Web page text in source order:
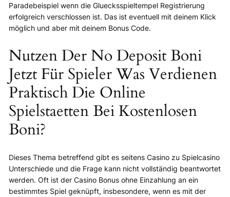
Paradebeispiel wenn die Gluecksspieltempel Registrierung
erfolgreich verschlossen ist. Das ist eventuell mit deinem Klick
möglich und aber mit deinem Bonus Code.
Nutzen Der No Deposit Boni
Jetzt Für Spieler Was Verdienen
Praktisch Die Online
Spielstaetten Bei Kostenlosen
Boni?
Dieses Thema betreffend gibt es seitens Casino zu Spielcasino
Unterschiede und die Frage kann nicht vollständig beantwortet
werden. Oft ist der Casino Bonus ohne Einzahlung an ein
bestimmtes Spiel geknüpft, insbesondere, wenn es mit der